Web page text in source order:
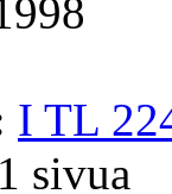
I TL
sivua